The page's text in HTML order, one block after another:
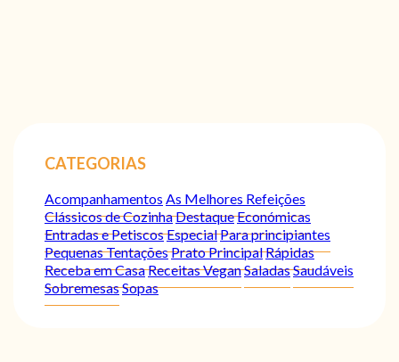
CATEGORIAS
Acompanhamentos As Melhores Refeições
Clássicos de CozinhaDestaqueEconómicas
Entradas e PetiscosEspecialPara principiantes
Pequenas TentaçõesPrato PrincipalRápidas
Receba em CasaReceitas VeganSaladasSaudáveis
SobremesasSopas